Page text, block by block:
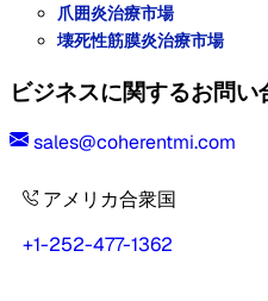
爪囲炎治療市場
壊死性筋膜炎治療市場
ビジネスに関するお問い
sales@coherentmi.com
アメリカ合衆国
+1-252-477-1362